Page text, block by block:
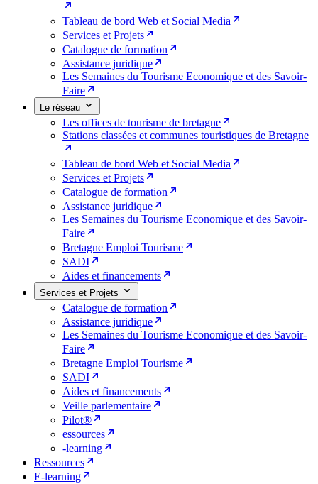
Tableau de bord Web et Social Media
Services et Projets
Catalogue de formation
Assistance juridique
Les Semaines du Tourisme Economique et des Savoir-
Faire
Le réseau
Les offices de tourisme de bretagne
Stations classées et communes touristiques de Bretagne
Tableau de bord Web et Social Media
Services et Projets
Catalogue de formation
Assistance juridique
Les Semaines du Tourisme Economique et des Savoir-
Faire
Bretagne Emploi Tourisme
SADI
Aides et financements
Services et Projets
Catalogue de formation
Assistance juridique
Les Semaines du Tourisme Economique et des Savoir-
Faire
Bretagne Emploi Tourisme
SADI
Aides et financements
Veille parlementaire
Pilot®
essources
-learning
Ressources
E-learning